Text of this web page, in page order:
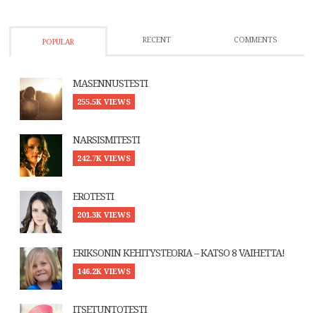
POPULAR RECENT COMMENTS
MASENNUSTESTI
255.5K VIEWS
NARSISMITESTI
242.7K VIEWS
EROTESTI
201.3K VIEWS
ERIKSONIN KEHITYSTEORIA – KATSO 8 VAIHETTA!
146.2K VIEWS
ITSETUNTOTESTI